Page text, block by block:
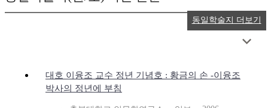
대호 이융조 교수 정년 기념호 : 황금의 손 -이융조
박사의 정년에 부침
동일학술지 더보기